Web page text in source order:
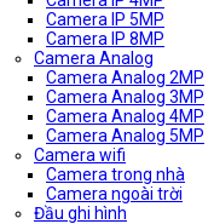
Camera IP 5MP
Camera IP 8MP
Camera Analog
Camera Analog 2MP
Camera Analog 3MP
Camera Analog 4MP
Camera Analog 5MP
Camera wifi
Camera trong nhà
Camera ngoài trời
Đầu ghi hình